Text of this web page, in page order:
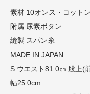
素材 10オンス・コット
附属 尿素ボタン
縫製 スパン糸
MADE IN JAPAN
S ウエスト81.0㎝ 股上(
幅25.0cm